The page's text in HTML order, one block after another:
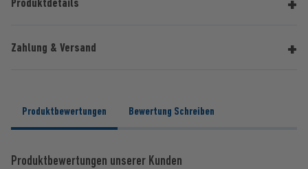
Produktdetails
Zahlung & Versand
Produktbewertungen Bewertung Schreiben
Produktbewertungen unserer Kunden